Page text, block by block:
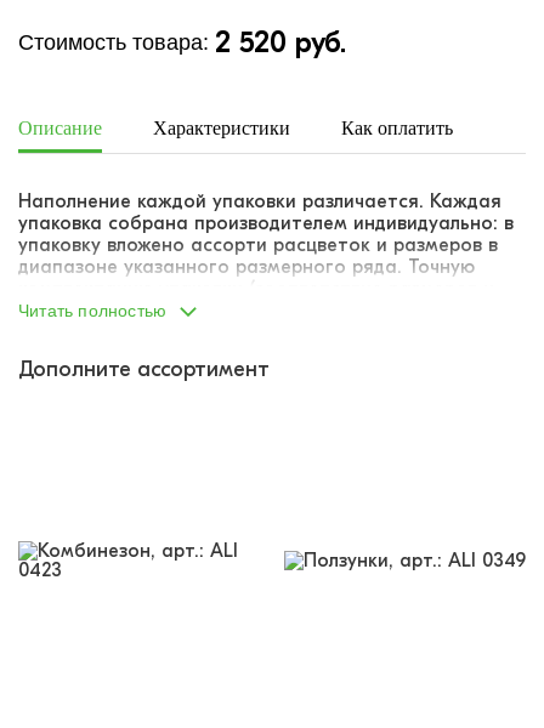
Стоимость товара: 2 520 руб.
Описание Характеристики Как оплатить
Наполнение каждой упаковки различается. Каждая
упаковка собрана производителем индивидуально: в
упаковку вложено ассорти расцветок и размеров в
диапазоне указанного размерного ряда. Точную
расцветок) указать не представляется возможным.
Читать полностью
Дополните ассортимент